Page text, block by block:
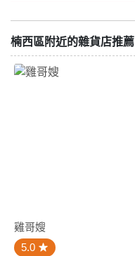
楠西區附近的雜貨店推薦
雞哥嫂
5.0